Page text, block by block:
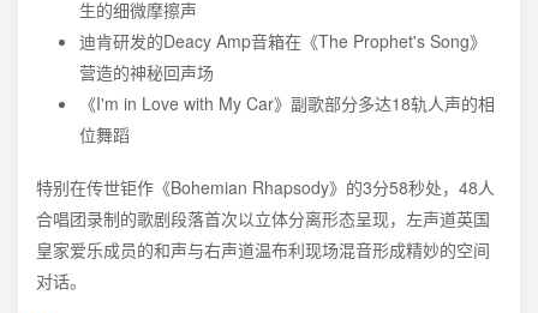
生的细微摩擦声
迪肯研发的Deacy Amp音箱在《The Prophet's Song》
营造的神秘回声场
《I'm in Love with My Car》副歌部分多达18轨人声的相
位舞蹈
特别在传世钜作《Bohemian Rhapsody》的3分58秒处，48人
合唱团录制的歌剧段落首次以立体分离形态呈现，左声道英国
皇家爱乐成员的和声与右声道温布利现场混音形成精妙的空间
对话。